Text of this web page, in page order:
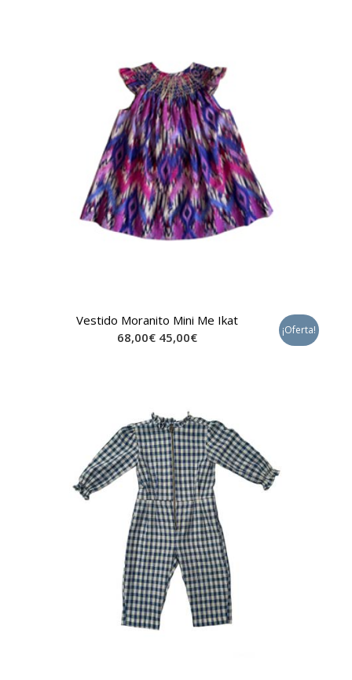
Vestido Moranito Mini Me Ikat
68,00€ 45,00€ ¡Oferta!